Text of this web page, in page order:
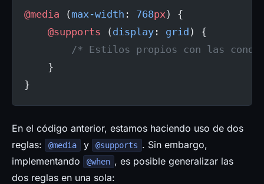
@media ( max-width : 768px) {
    @supports
( display : grid ) {
/* Estilos propios con las
    }
}
En el código anterior, estamos haciendo uso de dos
reglas:
@media y @supports . Sin embargo,
implementando
@when , es posible generalizar las
dos reglas en una sola: